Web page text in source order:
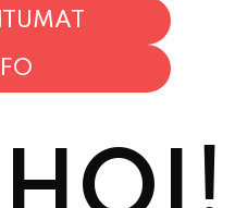
KÄYNNISTYY
KLO